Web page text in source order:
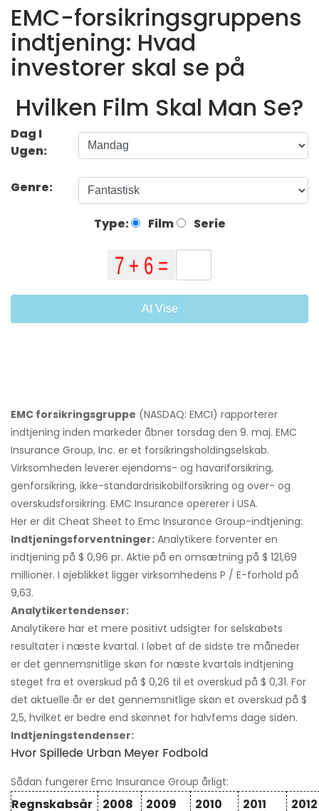
EMC-forsikringsgruppens
indtjening: Hvad
investorer skal se på
Hvilken Film Skal Man Se?
Dag I
Ugen:
Genre:
Type: Film Serie
At Vise
EMC forsikringsgruppe (NASDAQ: EMCI) rapporterer
indtjening inden markeder åbner torsdag den 9. maj. EMC
Insurance Group, Inc. er et forsikringsholdingselskab.
Virksomheden leverer ejendoms- og havariforsikring,
genforsikring, ikke-standardrisikobilforsikring og over- og
overskudsforsikring. EMC Insurance opererer i USA.
Her er dit Cheat Sheet to Emc Insurance Group-indtjening:
Indtjeningsforventninger: Analytikere forventer en
indtjening på $ 0,96 pr. Aktie på en omsætning på $ 121,69
millioner. I øjeblikket ligger virksomhedens P / E-forhold på
9,63.
Analytikertendenser:
Analytikere har et mere positivt udsigter for selskabets
resultater i næste kvartal. I løbet af de sidste tre måneder
er det gennemsnitlige skøn for næste kvartals indtjening
steget fra et overskud på $ 0,26 til et overskud på $ 0,31. For
det aktuelle år er det gennemsnitlige skøn et overskud på $
2,5, hvilket er bedre end skønnet for halvfems dage siden.
Indtjeningstendenser:
Hvor Spillede Urban Meyer Fodbold
Sådan fungerer Emc Insurance Group årligt:
Regnskabsår 2008 2009 2010 2011 2012